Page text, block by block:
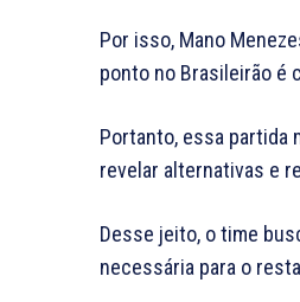
Por isso, Mano
ponto no Brasileirão é
Portanto, essa partida
revelar alternativas e
Desse jeito, o time
necessária para o